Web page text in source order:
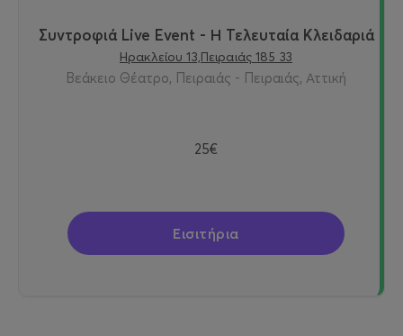
Συντροφιά Live Event - Η Τελευταία Κλειδαριά
Ηρακλείου 13,Πειραιάς 185 33
Βεάκειο Θέατρο, Πειραιάς - Πειραιάς, Αττική
25€
Εισιτήρια